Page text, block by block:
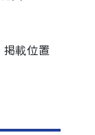
載位置